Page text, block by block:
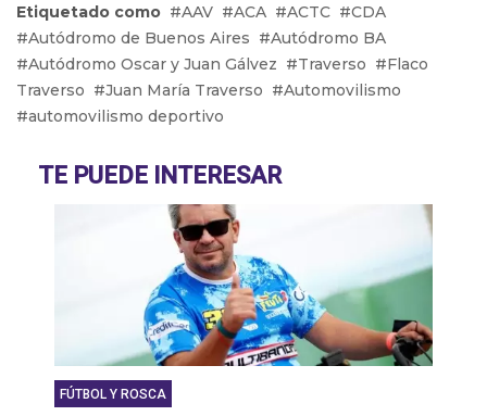
porque lo que hicimos fue cumplir con el
reglamento”, Carlos Zanotti
‘‘Rossi está esperando que la nueva resolución lo
libere del aislamiento y pueda estar en San Juan”,
Darío Ramonda
a correr al exterior”, Julián Santero
Etiquetado como AAV ACA ACTC
CDA
Autódromo de Buenos Aires
Autódromo BA
Autódromo Oscar y Juan Gálvez
Traverso
Flaco
Traverso
Juan María Traverso
Automovilismo
automovilismo deportivo
TE PUEDE INTERESAR
FÚTBOL Y ROSCA